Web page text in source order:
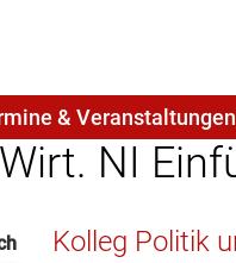
& Veranstaltungen
NI
Kolleg Politik